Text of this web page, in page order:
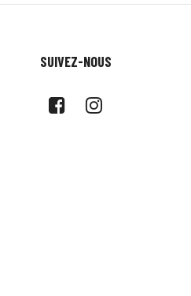
SUIVEZ-NOUS